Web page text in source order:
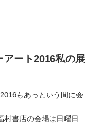
ート2016私の展
もあっという間に会
村書店の会場は日曜日